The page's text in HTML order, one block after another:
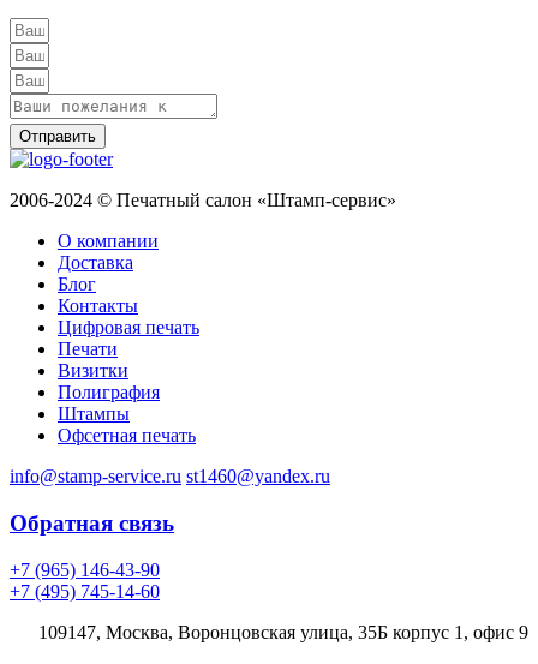
Отправить
2006-2024 © Печатный салон «Штамп-сервис»
О компании
Доставка
Блог
Контакты
Цифровая печать
Печати
Визитки
Полиграфия
Штампы
Офсетная печать
info@stamp-service.ru st1460@yandex.ru
Обратная связь
+7 (965) 146-43-90
+7 (495) 745-14-60
109147, Москва, Воронцовская улица, 35Б корпус 1, офис 9